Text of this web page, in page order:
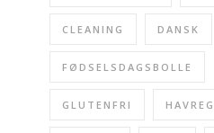
CLEANING DANSK
FØDSELSDAGSBOLLE
GLUTENFRI